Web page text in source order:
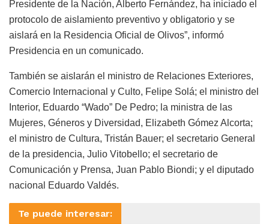
Presidente de la Nación, Alberto Fernández, ha iniciado el
protocolo de aislamiento preventivo y obligatorio y se
aislará en la Residencia Oficial de Olivos”, informó
Presidencia en un comunicado.
También se aislarán el ministro de Relaciones Exteriores,
Comercio Internacional y Culto, Felipe Solá; el ministro del
Interior, Eduardo “Wado” De Pedro; la ministra de las
Mujeres, Géneros y Diversidad, Elizabeth Gómez Alcorta;
el ministro de Cultura, Tristán Bauer; el secretario General
de la presidencia, Julio Vitobello; el secretario de
Comunicación y Prensa, Juan Pablo Biondi; y el diputado
nacional Eduardo Valdés.
Te puede interesar: